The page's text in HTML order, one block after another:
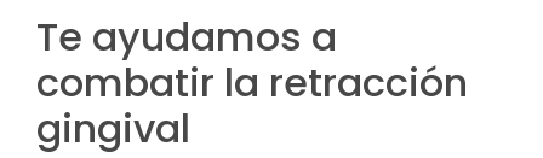
Te ayudamos a
combatir la retracción
gingival